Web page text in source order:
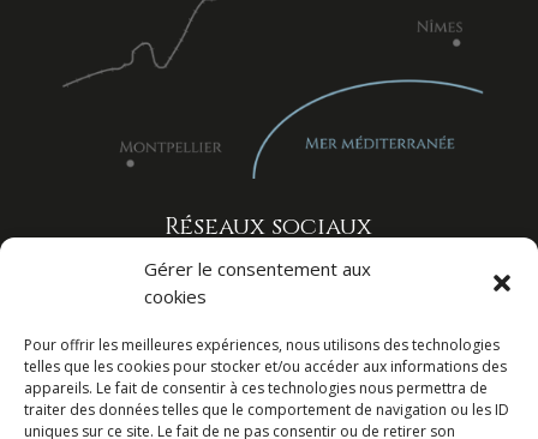
Gérer le consentement aux
cookies
Pour offrir les meilleures expériences, nous utilisons des technologies
telles que les cookies pour stocker et/ou accéder aux informations des
appareils. Le fait de consentir à ces technologies nous permettra de
traiter des données telles que le comportement de navigation ou les ID
uniques sur ce site. Le fait de ne pas consentir ou de retirer son
Réseaux sociaux